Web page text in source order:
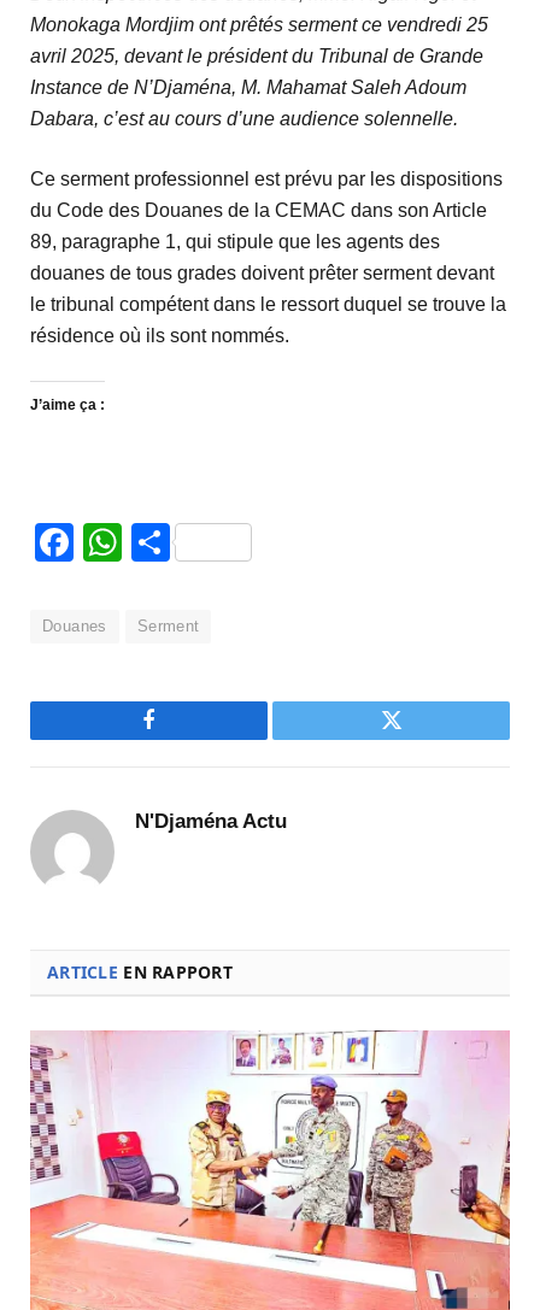
Monokaga Mordjim ont prêtés serment ce vendredi 25
avril 2025, devant le président du Tribunal de Grande
Instance de N’Djaména, M. Mahamat Saleh Adoum
Dabara, c’est au cours d’une audience solennelle.
Ce serment professionnel est prévu par les dispositions
du Code des Douanes de la CEMAC dans son Article
89, paragraphe 1, qui stipule que les agents des
douanes de tous grades doivent prêter serment devant
le tribunal compétent dans le ressort duquel se trouve la
résidence où ils sont nommés.
J’aime ça :
Facebook
WhatsApp
Partager
Douanes Serment
Facebook Twitter
N'Djaména Actu
ARTICLE EN RAPPORT